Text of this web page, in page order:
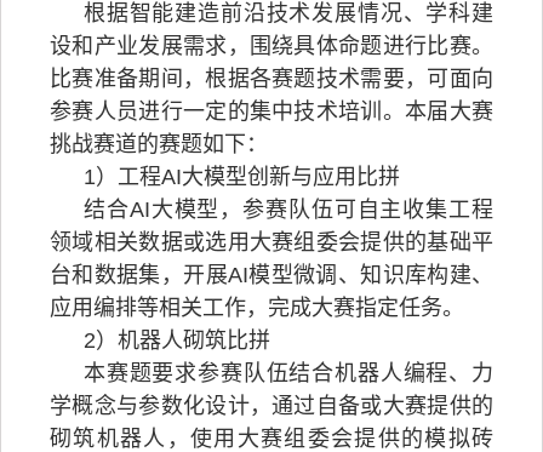
根据智能建造前沿技术发展情况、学科建
设和产业发展需求，围绕具体命题进行比赛。
比赛准备期间，根据各赛题技术需要，可面向
参赛人员进行一定的集中技术培训。本届大赛
挑战赛道的赛题如下：
1）工程AI大模型创新与应用比拼
结合AI大模型，参赛队伍可自主收集工程
领域相关数据或选用大赛组委会提供的基础平
台和数据集，开展AI模型微调、知识库构建、
应用编排等相关工作，完成大赛指定任务。
2）机器人砌筑比拼
本赛题要求参赛队伍结合机器人编程、力
学概念与参数化设计，通过自备或大赛提供的
砌筑机器人，使用大赛组委会提供的模拟砖